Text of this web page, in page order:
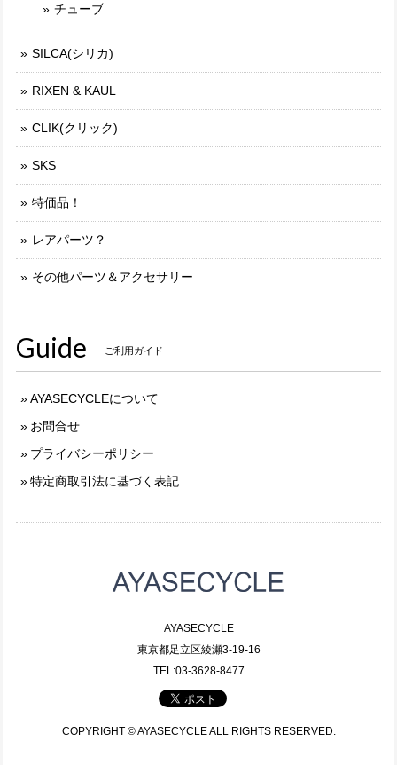
チューブ
SILCA(シリカ)
RIXEN & KAUL
CLIK(クリック)
SKS
特価品！
レアパーツ？
その他パーツ＆アクセサリー
Guide ご利用ガイド
AYASECYCLEについて
お問合せ
プライバシーポリシー
特定商取引法に基づく表記
AYASECYCLE
東京都足立区綾瀬3-19-16
TEL:03-3628-8477
COPYRIGHT © AYASECYCLE ALL RIGHTS RESERVED.